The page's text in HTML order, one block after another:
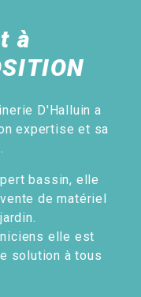
à
D'Halluin a
expertise et sa
bassin, elle
de matériel
elle est
solution à tous